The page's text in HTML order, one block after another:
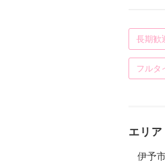
長期歓
フルタ
エリア
伊予